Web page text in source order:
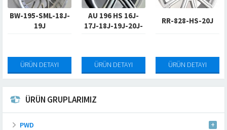
BW-195-SML-18J-
19J
ÜRÜN DETAYI
AU 196 HS 16J-
17J-18J-19J-20J-
ÜRÜN DETAYI
RR-828-HS-20J
ÜRÜN DETAYI
ÜRÜN GRUPLARIMIZ
PWD